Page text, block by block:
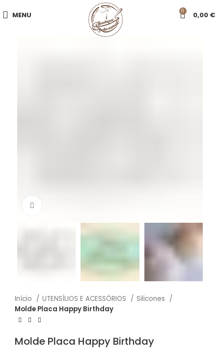
MENU 0 0,00 €
Início UTENSÍLIOS E ACESSÓRIOS
Silicones
Molde Placa Happy Birthday
Molde Placa Happy Birthday